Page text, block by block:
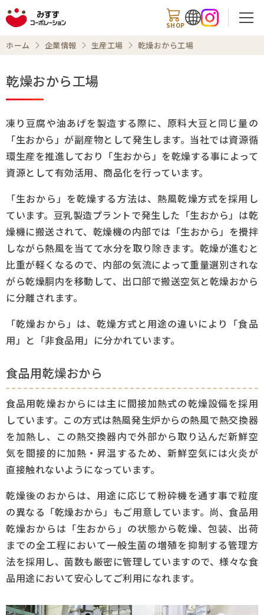
SHOP
ホーム
企業トップ
会社案内
事業内容
チャレンジ精神
生産工場
社会と未来
お問い合わせ
ホーム 企業情報 生産工場 乾燥おから工場
乾燥おから工場
凍り豆腐や油あげを製造する際に、原料大豆と同じ量の
「生おから」が副産物として発生します。当社では資源循
環生産を推進しており「生おから」を乾燥する事によって
資源として有効活用、商品化を行っています。
「生おから」を乾燥する方法は、熱風乾燥方式を採用し
ています。豆乳製造プラントで発生した「生おから」は乾
燥機に搬送されて、乾燥機の内部では「生おから」を攪拌
しながら熱風を当てて水分を取り除きます。乾燥が進むと
比重が軽くなるので、内部の気流によって重量選別されな
がら乾燥胴内を移動して、出口部で搬送空気と乾燥おから
に分離されます。
「乾燥おから」は、乾燥方式と用途の違いにより「食品
用」と「非食品用」に分かれています。
食品用乾燥おから
食品用乾燥おからには主に間接加熱式の乾燥設備を採用
しています。この方式は熱風発生炉からの熱風で熱交換器
を加熱し、この熱交換器内で外部から取り込んだ新鮮空
気を間接的に加熱・昇温するため、新鮮空気には火炎が
直接触れないようになっています。
乾燥後のおからは、用途に応じて粉砕機を通す事で粒度
の異なる「乾燥おから」もご用意しています。尚、食品用
乾燥おからは「生おから」の状態から乾燥、包装、出荷
までの全工程において一般生菌の増殖を抑制する管理方
法を採用し、菌数も厳密に管理していますので、様々な食
品用途において安心してご利用になれます。